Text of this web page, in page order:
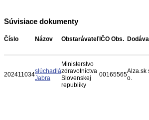
Súvisiace dokumenty
Číslo Názov Obstarávateľ IČO Obs.
202411034slúchadlá
Jabra
Ministerstvo
zdravotníctva
Slovenskej
republiky
00165565Alza.sk
o.